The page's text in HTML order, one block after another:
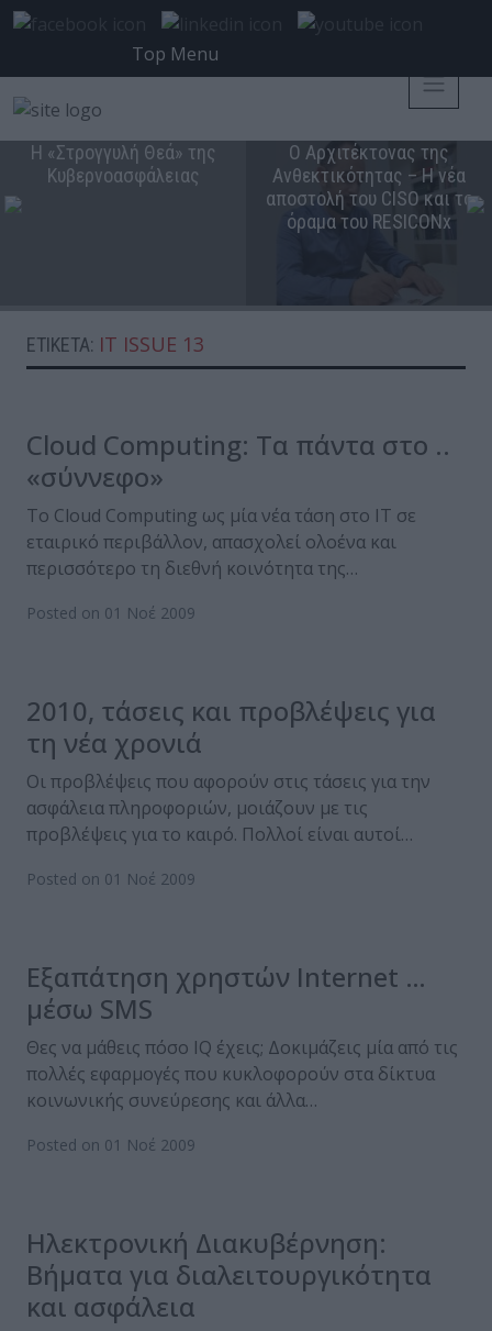
Top Menu
Η «Στρογγυλή Θεά» της
Κυβερνοασφάλειας
Ο Αρχιτέκτονας της
Ανθεκτικότητας – Η νέα
αποστολή του CISO και το
όραμα του RESICONx
ΕΤΙΚΈΤΑ: IT ISSUE 13
Cloud Computing: Τα πάντα στο ..
«σύννεφο»
Το Cloud Computing ως μία νέα τάση στο IT σε
εταιρικό περιβάλλον, απασχολεί ολοένα και
περισσότερο τη διεθνή κοινότητα της…
Posted on 01 Νοέ 2009
2010, τάσεις και προβλέψεις για
τη νέα χρονιά
Οι προβλέψεις που αφορούν στις τάσεις για την
ασφάλεια πληροφοριών, μοιάζουν με τις
προβλέψεις για το καιρό. Πολλοί είναι αυτοί…
Posted on 01 Νοέ 2009
Εξαπάτηση χρηστών Internet …
μέσω SMS
Θες να μάθεις πόσο IQ έχεις; Δοκιμάζεις μία από τις
πολλές εφαρμογές που κυκλοφορούν στα δίκτυα
κοινωνικής συνεύρεσης και άλλα…
Posted on 01 Νοέ 2009
Ηλεκτρονική Διακυβέρνηση:
Βήματα για διαλειτουργικότητα
και ασφάλεια